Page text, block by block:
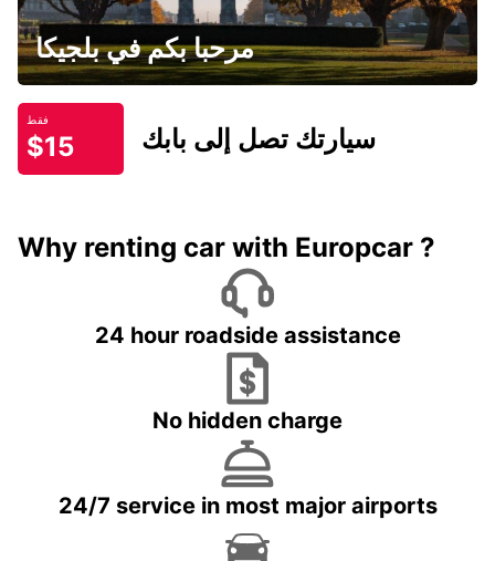
مرحبا بكم في بلجيكا
فقط
$15 سيارتك تصل إلى بابك
Why renting car with Europcar ?
24 hour roadside assistance
No hidden charge
24/7 service in most major airports